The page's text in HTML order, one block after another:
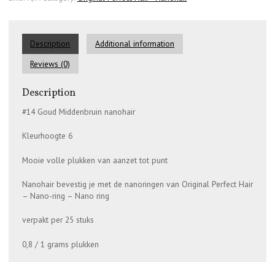
Description
Additional information
Reviews (0)
Description
#14 Goud Middenbruin nanohair
Kleurhoogte 6
Mooie volle plukken van aanzet tot punt
Nanohair bevestig je met de nanoringen van Original Perfect Hair
– Nano-ring – Nano ring
verpakt per 25 stuks
0,8 / 1 grams plukken